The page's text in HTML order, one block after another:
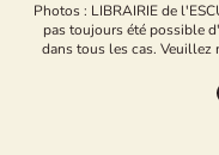
Photos : LIBRAIRIE de
pas toujours été possible
dans tous les cas.